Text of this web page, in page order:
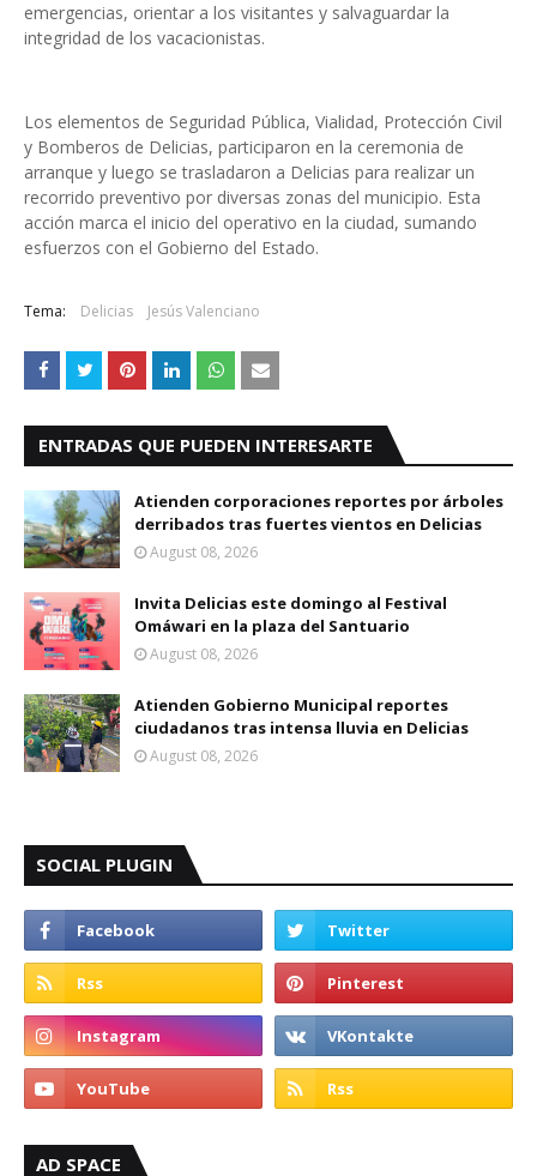
emergencias, orientar a los visitantes y salvaguardar la
integridad de los vacacionistas.
Los elementos de Seguridad Pública, Vialidad, Protección Civil
y Bomberos de Delicias, participaron en la ceremonia de
arranque y luego se trasladaron a Delicias para realizar un
recorrido preventivo por diversas zonas del municipio. Esta
acción marca el inicio del operativo en la ciudad, sumando
esfuerzos con el Gobierno del Estado.
Tema: Delicias Jesús Valenciano
ENTRADAS QUE PUEDEN INTERESARTE
Atienden corporaciones reportes por árboles
derribados tras fuertes vientos en Delicias
August 08, 2026
Invita Delicias este domingo al Festival
Omáwari en la plaza del Santuario
August 08, 2026
Atienden Gobierno Municipal reportes
ciudadanos tras intensa lluvia en Delicias
August 08, 2026
SOCIAL PLUGIN
AD SPACE